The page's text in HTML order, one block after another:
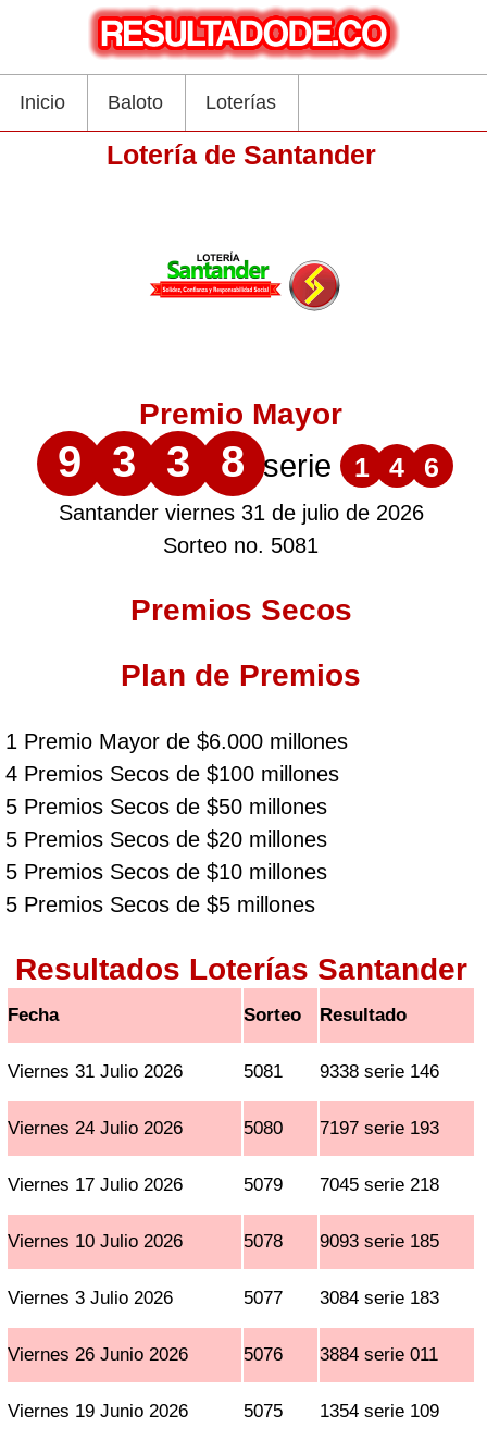
Inicio Baloto Loterías
Lotería de Santander
Premio Mayor
9 3 3 8 serie 1 4 6
Santander viernes 31 de julio de 2026
Sorteo no. 5081
Premios Secos
Plan de Premios
1 Premio Mayor de $6.000 millones
4 Premios Secos de $100 millones
5 Premios Secos de $50 millones
5 Premios Secos de $20 millones
5 Premios Secos de $10 millones
5 Premios Secos de $5 millones
Resultados Loterías Santander
Fecha Sorteo Resultado
Viernes 31 Julio 2026 5081 9338 serie 146
Viernes 24 Julio 2026 5080 7197 serie 193
Viernes 17 Julio 2026 5079 7045 serie 218
Viernes 10 Julio 2026 5078 9093 serie 185
Viernes 3 Julio 2026 5077 3084 serie 183
Viernes 26 Junio 2026 5076 3884 serie 011
Viernes 19 Junio 2026 5075 1354 serie 109